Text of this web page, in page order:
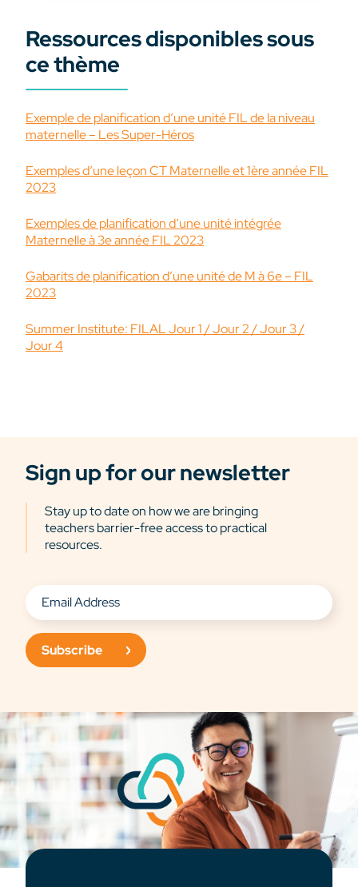
Ressources disponibles sous
ce thème
Exemple de planification d’une unité FIL de la niveau
maternelle – Les Super-Héros
Exemples d’une leçon CT Maternelle et 1ère année FIL
2023
Exemples de planification d’une unité intégrée
Maternelle à 3e année FIL 2023
Gabarits de planification d’une unité de M à 6e – FIL
2023
Summer Institute: FILAL Jour 1 / Jour 2 / Jour 3 /
Jour 4
Sign up for our newsletter
Stay up to date on how we are bringing
teachers barrier-free access to practical
resources.
Subscribe